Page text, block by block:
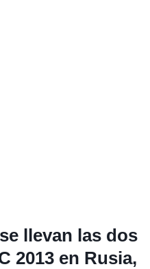
llevan las dos
2013 en Rusia,